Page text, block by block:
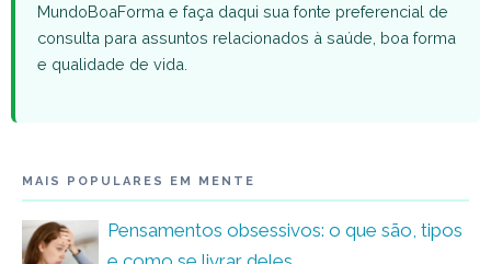
MundoBoaForma e faça daqui sua fonte preferencial de
consulta para assuntos relacionados à saúde, boa forma
e qualidade de vida.
MAIS POPULARES EM MENTE
Pensamentos obsessivos: o que são, tipos